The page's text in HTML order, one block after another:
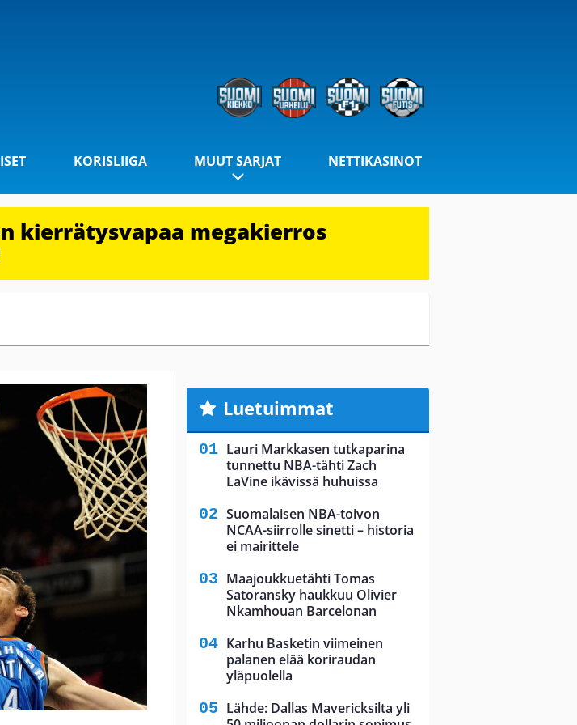
KORISLIIGA MUUT SARJAT NETTIKASINOT
kierrätysvapaa megakierros
Luetuimmat
Lauri Markkasen tutkaparina
tunnettu NBA-tähti Zach
LaVine ikävissä huhuissa
Suomalaisen NBA-toivon
NCAA-siirrolle sinetti – historia
ei mairittele
Maajoukkuetähti Tomas
Satoransky haukkuu Olivier
Nkamhouan Barcelonan
Karhu Basketin viimeinen
palanen elää koriraudan
yläpuolella
Lähde: Dallas Mavericksilta yli